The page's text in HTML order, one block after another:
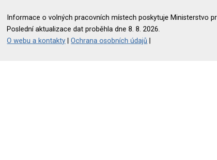
Informace o volných pracovních místech poskytuje Ministerstvo
Poslední aktualizace dat proběhla dne 8. 8. 2026.
O webu a kontakty |Ochrana osobních údajů